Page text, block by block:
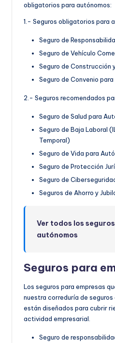
obligatorios para autónomos:
1.- Seguros obligatorios para
Seguro de
Seguro de Vehículo
Seguro de Construcción
Seguro de Convenio
2.- Seguros recomendados
Seguro de Salud para
Seguro de Baja Laboral
Temporal)
Seguro de Vida para
Seguro de Protección
Seguro de
Seguros de Ahorro y
Ver todos los
autónomos
Seguros para
Los seguros para empresas
nuestra correduría de seguros
están diseñados para cubrir
actividad empresarial.
Seguro de